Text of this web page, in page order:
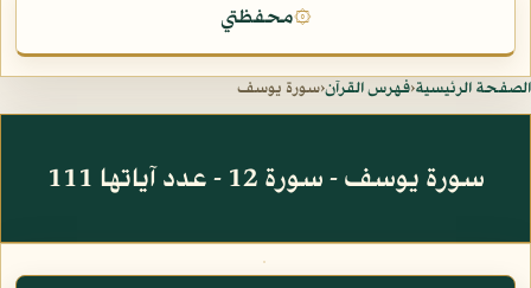
۞محفظتي
الصفحة الرئيسية‹فهرس القرآن‹سورة يوسف
سورة يوسف - سورة 12 - عدد آياتها 111